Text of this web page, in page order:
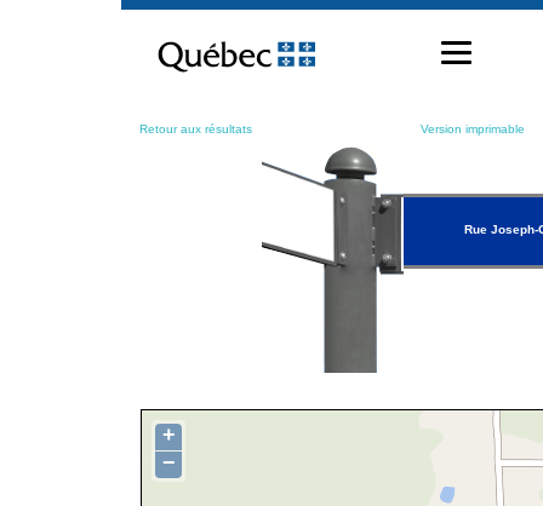
contenu
Retour aux résultats Version imprimable
Rue Joseph-
+
−